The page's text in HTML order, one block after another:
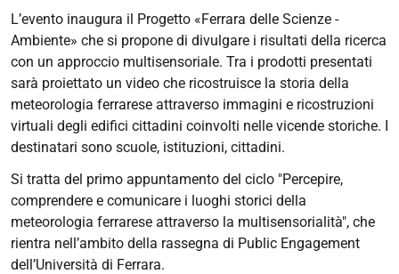
2024-
10-
02T17:30:00+02:00
2024-
10-
02T19:00:00+02:00
Presentazione
del
Ferrara
delle
Scienze
L’evento inaugura il Progetto «Ferrara delle Scienze -
Ambiente» che si propone di divulgare i risultati della ricerca
con un approccio multisensoriale. Tra i prodotti presentati
sarà proiettato un video che ricostruisce la storia della
meteorologia ferrarese attraverso immagini e ricostruzioni
virtuali degli edifici cittadini coinvolti nelle vicende storiche. I
destinatari sono scuole, istituzioni, cittadini.
Si tratta del primo appuntamento del ciclo "Percepire,
comprendere e comunicare i luoghi storici della
meteorologia ferrarese attraverso la multisensorialità", che
rientra nell’ambito della rassegna di Public Engagement
dell’Università di Ferrara.